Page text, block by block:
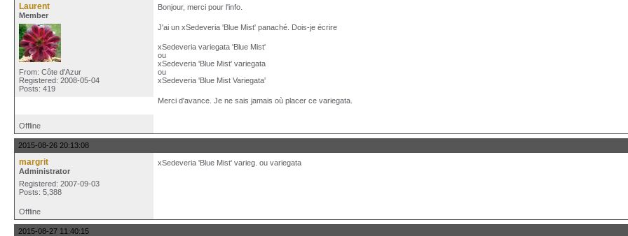
Laurent
Member
From: Côte d'Azur
Registered: 2008-05-04
Posts: 419
Bonjour, merci pour l'info.
J'ai un xSedeveria 'Blue Mist' panaché. Dois-je écrire
xSedeveria variegata 'Blue Mist'
ou
xSedeveria 'Blue Mist' variegata
ou
xSedeveria 'Blue Mist Variegata'
Merci d'avance. Je ne sais jamais où placer ce variegata.
Offline
2015-08-26 20:13:08
margrit
Administrator
Registered: 2007-09-03
Posts: 5,388
xSedeveria 'Blue Mist' varieg. ou variegata
Offline
2015-08-27 11:40:15